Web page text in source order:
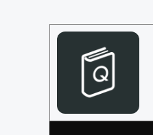
問題の編
審査に対す
決定に必
編集ガイドライン